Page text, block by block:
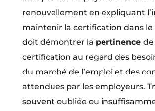
renouvellement en expliquant
maintenir la certification dans le
doit démontrer la pertinence de
certification au regard des
du marché de l’emploi et des
attendues par les employeurs.
souvent oubliée ou